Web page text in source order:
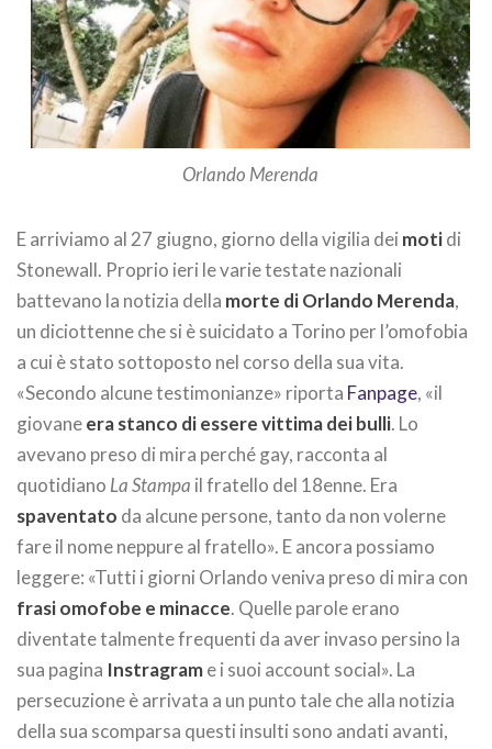
Orlando Merenda
E arriviamo al 27 giugno, giorno della vigilia dei motidi
Stonewall. Proprio ieri le varie testate nazionali
battevano la notizia della morte di Orlando Merenda,
un diciottenne che si è suicidato a Torino per l’omofobia
a cui è stato sottoposto nel corso della sua vita.
«Secondo alcune testimonianze» riporta Fanpage, «il
giovaneera stanco di essere vittima dei bulli. Lo
avevano preso di mira perché gay, racconta al
quotidiano La Stampa il fratello del 18enne. Era
spaventato da alcune persone, tanto da non volerne
fare il nome neppure al fratello». E ancora possiamo
leggere: «Tutti i giorni Orlando veniva preso di mira con
frasi omofobe e minacce. Quelle parole erano
diventate talmente frequenti da aver invaso persino la
sua pagina Instragrame i suoi account social». La
persecuzione è arrivata a un punto tale che alla notizia
della sua scomparsa questi insulti sono andati avanti,